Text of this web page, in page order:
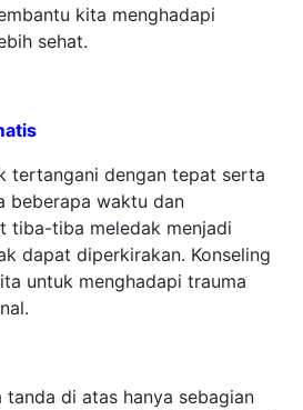
kita menghadapi
sehat.
tertangani dengan tepat serta
beberapa waktu dan
tiba-tiba meledak menjadi
dapat diperkirakan. Konseling
untuk menghadapi trauma
tanda di atas hanya sebagian